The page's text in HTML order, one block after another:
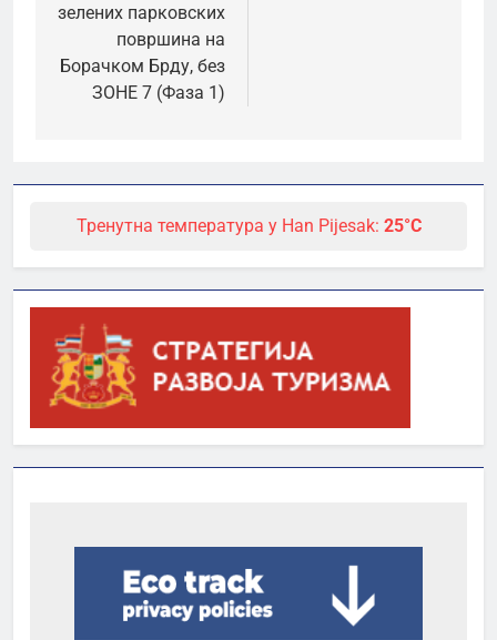
зелених парковских
површина на
Борачком Брду, без
ЗОНЕ 7 (Фаза 1)
Тренутна температура у Han Pijesak: 25°C